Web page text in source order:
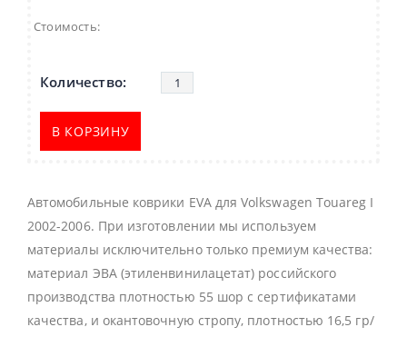
Стоимость:
В КОРЗИНУ
Автомобильные коврики EVA для Volkswagen Touareg I
2002-2006. При изготовлении мы используем
материалы исключительно только премиум качества:
материал ЭВА (этиленвинилацетат) российского
производства плотностью 55 шор с сертификатами
качества, и окантовочную стропу, плотностью 16,5 гр/